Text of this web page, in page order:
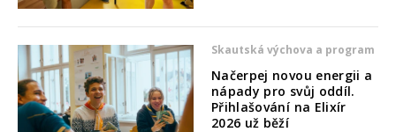
Skautská výchova a program
Načerpej novou energii a
nápady pro svůj oddíl.
Přihlašování na Elixír
2026 už běží